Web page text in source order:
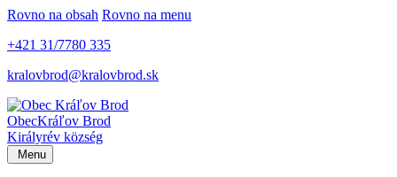
Rovno na obsah Rovno na menu
+421 31/7780 335
kralovbrod@kralovbrod.sk
ObecKráľov Brod
Királyrév község
Menu